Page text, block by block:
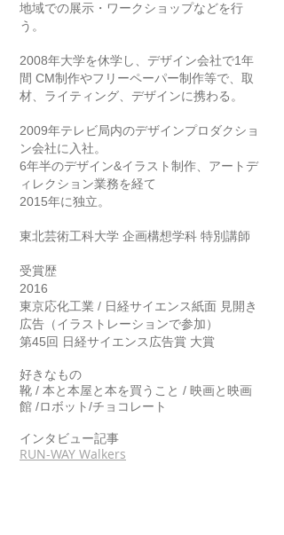
地域での展示・ワークショップなどを行
う。
2008年大学を休学し、デザイン会社で1年
間 CM制作やフリーペーパー制作等で、取
材、ライティング、デザインに携わる。
2009年テレビ局内のデザインプロダクショ
ン会社に入社。
6年半のデザイン&イラスト制作、アートデ
ィレクション業務を経て
2015年に独立。
東北芸術工科大学 企画構想学科 特別講師
受賞歴
2016
東京応化工業 / 日経サイエンス紙面 見開き
広告（イラストレーションで参加）
第45回 日経サイエンス広告賞 大賞
好きなもの
靴 / 本と本屋と本を買うこと / 映画と映画
館 /ロボット/チョコレート
インタビュー記事
RUN-WAY Walkers